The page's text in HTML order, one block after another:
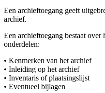
Een archieftoegang geeft
archief.
Een archieftoegang bestaat
onderdelen:
• Kenmerken van het archief
• Inleiding op het archief
• Inventaris of plaatsingslijst
• Eventueel bijlagen